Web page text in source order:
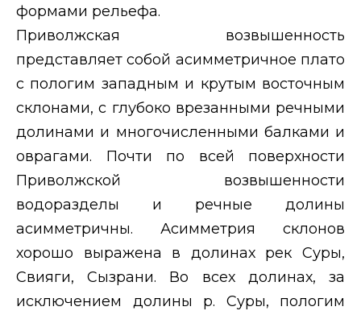
формами рельефа.
Приволжская возвышенность
представляет собой асимметричное плато
с пологим западным и крутым восточным
склонами, с глубоко врезанными речными
долинами и многочисленными балками и
оврагами. Почти по всей поверхности
Приволжской возвышенности
водоразделы и речные долины
асимметричны. Асимметрия склонов
хорошо выражена в долинах рек Суры,
Свияги, Сызрани. Во всех долинах, за
исключением долины р. Суры, пологим